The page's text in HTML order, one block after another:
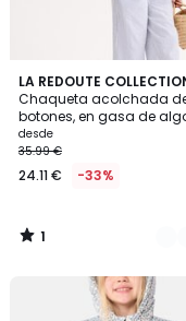
LA REDOUTE
Chaqueta acolchada
botones, en gasa de
desde
35.99 €
24.11 € -33%
1
/
5
2
Colores
1
/